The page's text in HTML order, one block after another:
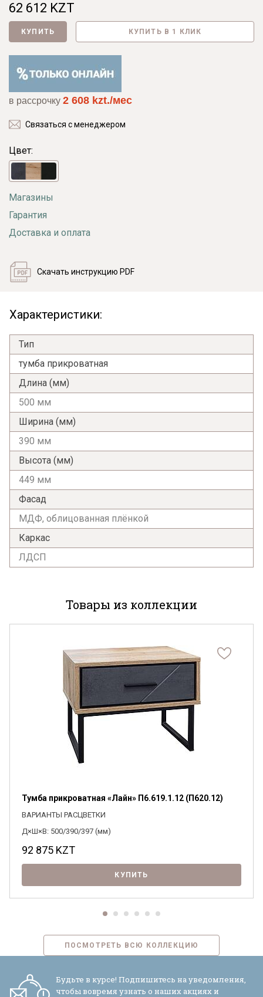
Политикойв отношении
обработки персональных данных и
согласен на их обработку.
62 612 KZT
КУПИТЬ КУПИТЬ В 1 КЛИК
в рассрочку 2 608 kzt./мес
Связаться с менеджером
Цвет:
Магазины
Гарантия
Доставка и оплата
Скачать инструкцию PDF
Характеристики:
Тип
тумба прикроватная
Длина (мм)
500 мм
Ширина (мм)
390 мм
Высота (мм)
449 мм
Фасад
МДФ, облицованная плёнкой
Каркас
ЛДСП
Товары из коллекции
Тумба прикроватная «Лайн» П6.619.1.12 (П620.12)
ВАРИАНТЫ РАСЦВЕТКИ
Д×Ш×В: 500/390/397 (мм)
92 875 KZT
КУПИТЬ
ПОСМОТРЕТЬ ВСЮ КОЛЛЕКЦИЮ
Будьте в курсе! Подпишитесь на уведомления,
чтобы вовремя узнать о наших акциях и